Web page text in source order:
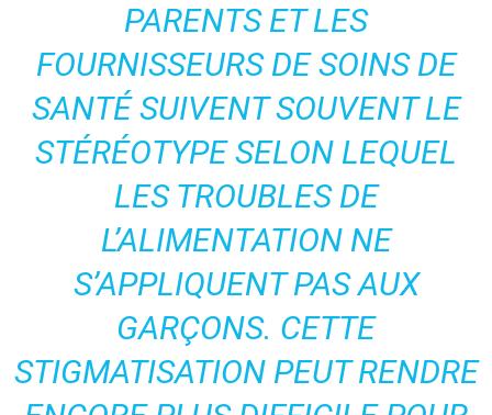
PARENTS ET LES
FOURNISSEURS DE SOINS DE
SANTÉ SUIVENT SOUVENT LE
STÉRÉOTYPE SELON LEQUEL
LES TROUBLES DE
L’ALIMENTATION NE
S’APPLIQUENT PAS AUX
GARÇONS. CETTE
STIGMATISATION PEUT RENDRE